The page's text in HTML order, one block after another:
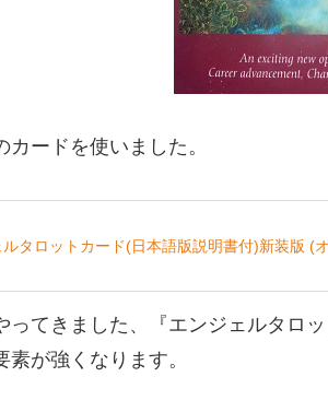
ードを使いました。
ルタロットカード(日本語版説明書付)新装版 (
ってきました、『エンジェルタロッ
素が強くなります。